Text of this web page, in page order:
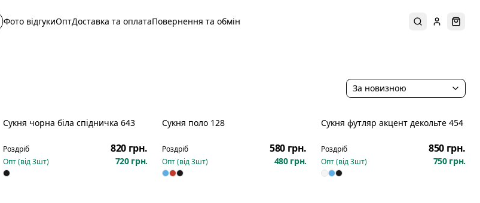
Фото відгукиОптДоставка та оплатаПовернення та обмін ПошукУвійти
За новизною
Новинка
Сукня чорна біла спідничка 643
Роздріб 820 грн.
Опт (від3шт) 720 грн.
Сукня поло 128
Роздріб 580 грн.
Опт (від3шт) 480 грн.
Новинка
Сукня футляр акцент декольте 454
Роздріб 850 грн.
Опт (від3шт) 750 грн.